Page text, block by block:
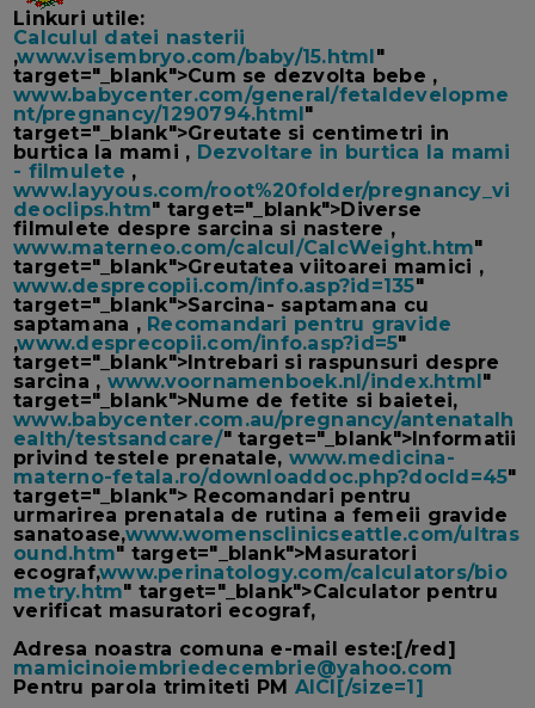
Linkuri utile:
Calculul datei nasterii
,www.visembryo.com/baby/15.html"
target="_blank">Cum se dezvolta bebe ,
www.babycenter.com/general/fetaldevelopme
nt/pregnancy/1290794.html"
target="_blank">Greutate si centimetri in
burtica la mami , Dezvoltare in burtica la mami
- filmulete ,
www.layyous.com/root%20folder/pregnancy_vi
deoclips.htm" target="_blank">Diverse
filmulete despre sarcina si nastere ,
www.materneo.com/calcul/CalcWeight.htm"
target="_blank">Greutatea viitoarei mamici ,
www.desprecopii.com/info.asp?id=135"
target="_blank">Sarcina- saptamana cu
saptamana , Recomandari pentru gravide
,www.desprecopii.com/info.asp?id=5"
target="_blank">Intrebari si raspunsuri despre
sarcina , www.voornamenboek.nl/index.html"
target="_blank">Nume de fetite si baietei,
www.babycenter.com.au/pregnancy/antenatalh
ealth/testsandcare/" target="_blank">Informatii
privind testele prenatale, www.medicina-
materno-fetala.ro/downloaddoc.php?docId=45"
target="_blank"> Recomandari pentru
urmarirea prenatala de rutina a femeii gravide
sanatoase,www.womensclinicseattle.com/ultras
ound.htm" target="_blank">Masuratori
ecograf,www.perinatology.com/calculators/bio
metry.htm" target="_blank">Calculator pentru
verificat masuratori ecograf,
Adresa noastra comuna e-mail este:[/red]
mamicinoiembriedecembrie@yahoo.com
Pentru parola trimiteti PM AICI[/size=1]